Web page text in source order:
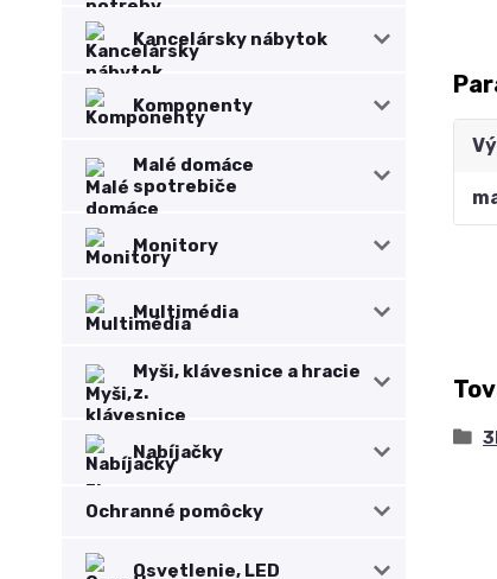
Kancelársky nábytok
Komponenty
Malé domáce
spotrebiče
Monitory
Multimédia
Myši, klávesnice a hracie
z.
Nabíjačky
Ochranné pomôcky
Osvetlenie, LED